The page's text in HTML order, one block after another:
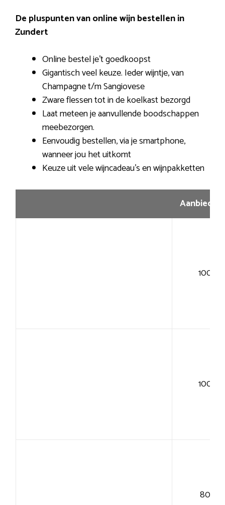
De pluspunten van online wijn bestellen in
Zundert
Online bestel je’t goedkoopst
Gigantisch veel keuze. Ieder wijntje, van
Champagne t/m Sangiovese
Zware flessen tot in de koelkast bezorgd
Laat meteen je aanvullende boodschappen
meebezorgen.
Eenvoudig bestellen, via je smartphone,
wanneer jou het uitkomt
Keuze uit vele wijncadeau’s en wijnpakketten
100+
100+
80+